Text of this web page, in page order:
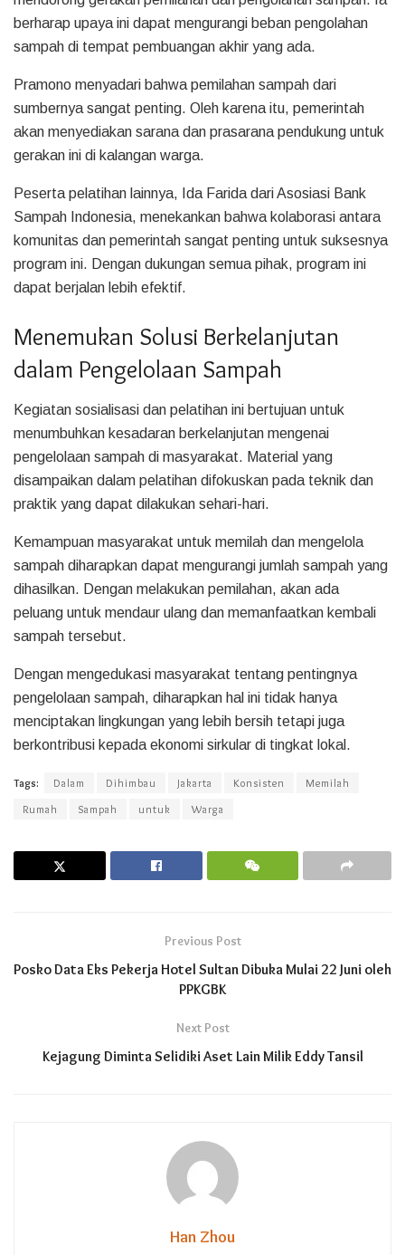
berharap upaya ini dapat mengurangi beban pengolahan
sampah di tempat pembuangan akhir yang ada.
Pramono menyadari bahwa pemilahan sampah dari
sumbernya sangat penting. Oleh karena itu, pemerintah
akan menyediakan sarana dan prasarana pendukung untuk
gerakan ini di kalangan warga.
Peserta pelatihan lainnya, Ida Farida dari Asosiasi Bank
Sampah Indonesia, menekankan bahwa kolaborasi antara
komunitas dan pemerintah sangat penting untuk suksesnya
program ini. Dengan dukungan semua pihak, program ini
dapat berjalan lebih efektif.
Menemukan Solusi Berkelanjutan
dalam Pengelolaan Sampah
Kegiatan sosialisasi dan pelatihan ini bertujuan untuk
menumbuhkan kesadaran berkelanjutan mengenai
pengelolaan sampah di masyarakat. Material yang
disampaikan dalam pelatihan difokuskan pada teknik dan
praktik yang dapat dilakukan sehari-hari.
Kemampuan masyarakat untuk memilah dan mengelola
sampah diharapkan dapat mengurangi jumlah sampah yang
dihasilkan. Dengan melakukan pemilahan, akan ada
peluang untuk mendaur ulang dan memanfaatkan kembali
sampah tersebut.
Dengan mengedukasi masyarakat tentang pentingnya
pengelolaan sampah, diharapkan hal ini tidak hanya
menciptakan lingkungan yang lebih bersih tetapi juga
berkontribusi kepada ekonomi sirkular di tingkat lokal.
Tags: Dalam Dihimbau Jakarta Konsisten
Memilah
Rumah
Sampah untuk Warga
Previous Post
Posko Data Eks Pekerja Hotel Sultan Dibuka Mulai 22 Juni oleh
PPKGBK
Next Post
Kejagung Diminta Selidiki Aset Lain Milik Eddy Tansil
Han Zhou